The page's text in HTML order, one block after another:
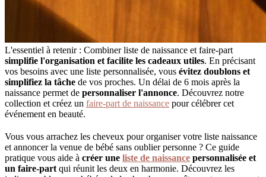
L'essentiel à retenir : Combiner liste de naissance et faire-part
simplifie l'organisation et facilite les cadeaux utiles. En précisant
vos besoins avec une liste personnalisée, vous évitez doublons et
simplifiez la tâche de vos proches. Un délai de 6 mois après la
naissance permet de personnaliser l'annonce. Découvrez notre
collection et créez un faire-part de naissance pour célébrer cet
événement en beauté.
Vous vous arrachez les cheveux pour organiser votre liste naissance
et annoncer la venue de bébé sans oublier personne ? Ce guide
pratique vous aide à créer une liste de naissance personnalisée et
un faire-part qui réunit les deux en harmonie. Découvrez les